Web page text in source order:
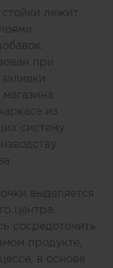
лежит
при
из
систему
выделяется
центра.
сосредоточить
продукте,
в основе